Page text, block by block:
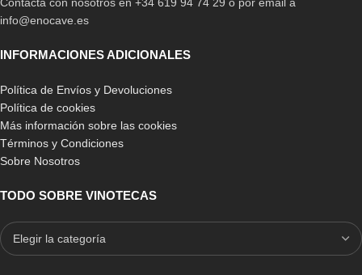
info@enocave.es
INFORMACIONES ADICIONALES
Política de Envíos y Devoluciones
Política de cookies
Más información sobre las cookies
Términos y Condiciones
Sobre Nosotros
TODO SOBRE VINOTECAS